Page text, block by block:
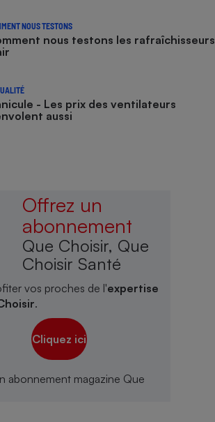
NOUS TESTONS
nous testons les rafraîchisseurs
- Les prix des ventilateurs
aussi
Offrez un
abonnement
Que Choisir, Que
Choisir Santé
vos proches de l'expertise
.
Cliquez ici